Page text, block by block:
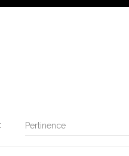
Pertinence